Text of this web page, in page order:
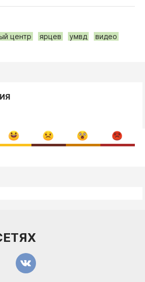
центр ярцев умвд
видео